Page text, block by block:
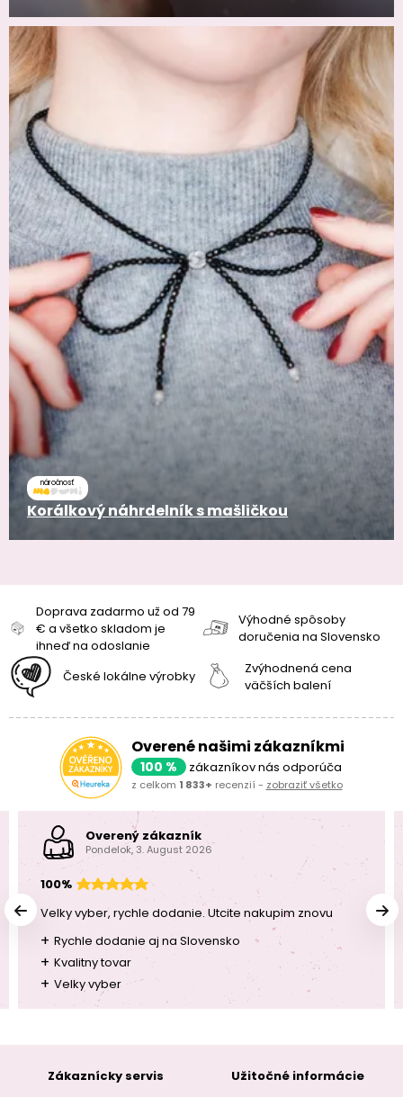
náročnosť
Korálkový náhrdelník s mašličkou
Doprava zadarmo už od 79
€ a všetko skladom je
ihneď na odoslanie
Výhodné spôsoby
doručenia na Slovensko
České lokálne výrobky
Zvýhodnená cena
väčších balení
Overené našimi zákazníkmi
100 % zákazníkov nás odporúča
z celkom 1 833+ recenzií - zobraziť všetko
Overený zákazník
Pondelok, 3. August 2026
100%
Velky vyber, rychle dodanie. Utcite nakupim znovu
+ Rychle dodanie aj na Slovensko
+ Kvalitny tovar
+ Velky vyber
Zákaznícky servis
Užitočné informácie